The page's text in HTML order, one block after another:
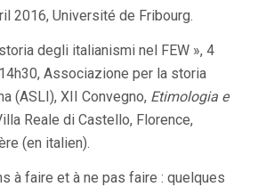
2016, Université de Fribourg.
degli italianismi nel FEW », 4
Associazione per la storia
(ASLI), XII Convegno, Etimologia e
Reale di Castello, Florence,
(en italien).
à faire et à ne pas faire : quelques